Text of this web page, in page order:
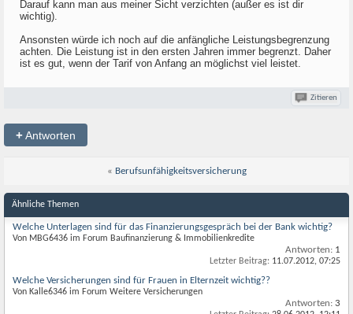
Darauf kann man aus meiner Sicht verzichten (außer es ist dir
wichtig).
Ansonsten würde ich noch auf die anfängliche Leistungsbegrenzung
achten. Die Leistung ist in den ersten Jahren immer begrenzt. Daher
ist es gut, wenn der Tarif von Anfang an möglichst viel leistet.
Zitieren
+Antworten
« Berufsunfähigkeitsversicherung
Ähnliche Themen
Welche Unterlagen sind für das Finanzierungsgespräch bei der Bank wichtig?
Von MBG6436 im Forum Baufinanzierung & Immobilienkredite
Antworten: 1
Letzter Beitrag: 11.07.2012, 07:25
Welche Versicherungen sind für Frauen in Elternzeit wichtig??
Von Kalle6346 im Forum Weitere Versicherungen
Antworten: 3